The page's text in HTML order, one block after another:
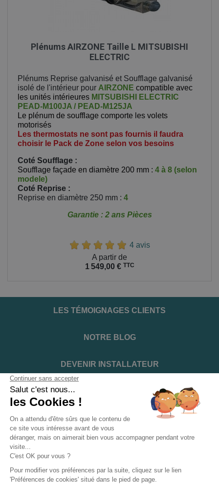
Plénums AIRZONE Taille L MITSUBISHI
ELECTRIC
Plénums Reprise galvanisé et Soufflage galvanisé
isolé de l'intérieur pour AIRZONE compatible avec
les unités intérieures MITSUBISHI ELECTRIC
PEAD-M100JA / PEAD-M125JA
Le plénum de soufflage comporte les volets
motorisés
Les thermostats ne sont pas fournis il faudra
choisir le Pack de Zone selon vos besoins
Coté Soufflage :
Soufflage façade en diamètre 200 mm : 4 à 8 (selon
modele)
Coté Reprise :
Reprise en diamètre 250 mm : 4
Garantie : 2 ans Pièces
4 avis
A partir de
1 549,00 € TTC
LES TÉMOIGNAGES CLIENTS
NOTRE BLOG
DEVENIR INSTALLATEUR
NOTRE SERVICE APRÈS VENTE
NOS PARTENAIRES OFFICIELS
INFORMATIONS ET CONDITIONS